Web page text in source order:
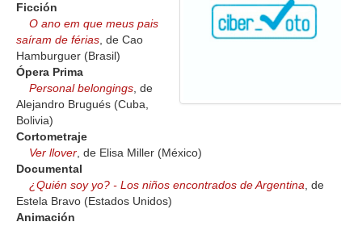
Ficción
O ano em que meus pais
saíram de férias, de Cao
Hamburguer (Brasil)
Ópera Prima
Personal belongings, de
Alejandro Brugués (Cuba,
Bolivia)
Cortometraje
Ver llover, de Elisa Miller (México)
Documental
¿Quién soy yo? - Los niños encontrados de Argentina, de
Estela Bravo (Estados Unidos)
Animación